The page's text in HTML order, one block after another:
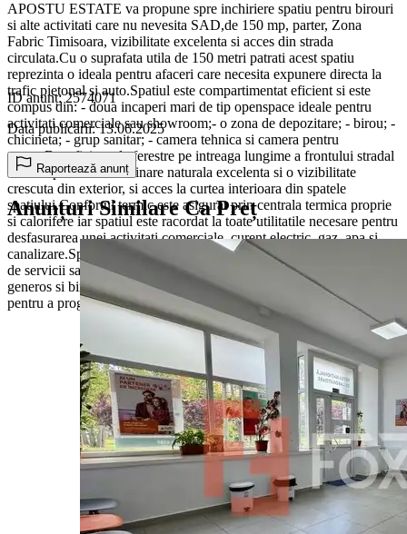
APOSTU ESTATE va propune spre inchiriere spatiu pentru birouri
si alte activitati care nu nevesita SAD,de 150 mp, parter, Zona
Fabric Timisoara, vizibilitate excelenta si acces din strada
circulata.Cu o suprafata utila de 150 metri patrati acest spatiu
reprezinta o ideala pentru afaceri care necesita expunere directa la
trafic pietonal si auto.Spatiul este compartimentat eficient si este
compus din: - doua incaperi mari de tip openspace ideale pentru
activitati comerciale sau showroom;- o zona de depozitare; - birou; -
chicineta; - grup sanitar; - camera tehnica si camera pentru
server.Beneficiaza de ferestre pe intreaga lungime a frontului stradal
ceea ce permite o iluminare naturala excelenta si o vizibilitate
crescuta din exterior, si acces la curtea interioara din spatele
spatiului.Confortul termic este asigurat prin centrala termica proprie
si calorifere iar spatiul este racordat la toate utilitatile necesare pentru
desfasurarea unei activitati comerciale, curent electric, gaz, apa si
canalizare.Spatiul este ideal pentru: cabinete, birouri, agentii, centre
de servicii sau alte activitati comerciale care necesita un spatiu
generos si bine pozitionat.Contacteaza-ne pentru mai multe detalii si
pentru a programa o vizionare!CP2574071
ID anunț: 2574071
Data publicării: 13.06.2025
Raportează anunț
Anunțuri Similare Ca Preț